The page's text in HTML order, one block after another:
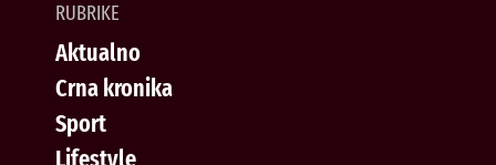
RUBRIKE
Aktualno
Crna kronika
Sport